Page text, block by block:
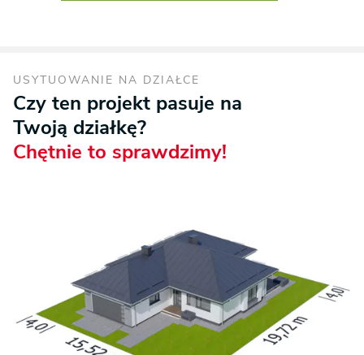
USYTUOWANIE NA DZIAŁCE
Czy ten projekt pasuje na
Twoją działkę?
Chętnie to sprawdzimy!